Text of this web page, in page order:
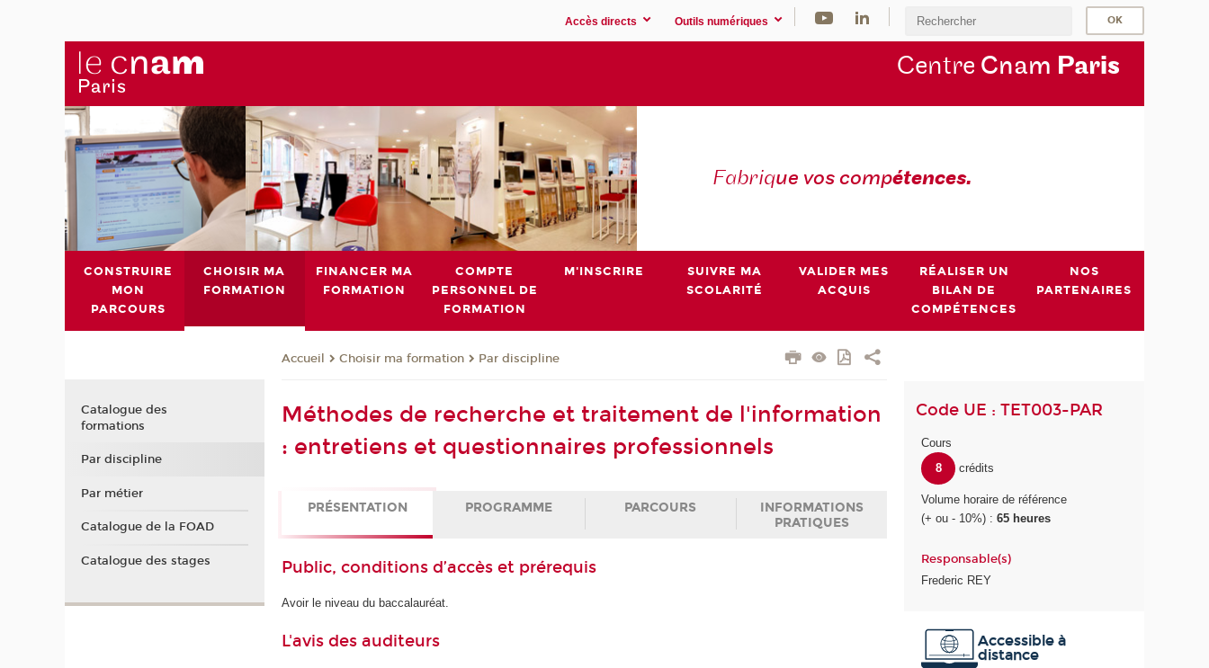
Accès directs Outils numériques
Centre Cnam Paris
Fabrique vos compétences.
CONSTRUIRE
MON
PARCOURS
CHOISIR MA
FORMATION
FINANCER MA
FORMATION
COMPTE
PERSONNEL DE
FORMATION
M'INSCRIRE
SUIVRE MA
SCOLARITÉ
VALIDER MES
ACQUIS
RÉALISER UN
BILAN DE
COMPÉTENCES
NOS
PARTENAIRES
Accueil Choisir ma formation Par discipline
Méthodes de recherche et traitement de l'information
: entretiens et questionnaires professionnels
PRÉSENTATION PROGRAMME PARCOURS
INFORMATIONS
PRATIQUES
Public, conditions d’accès et prérequis
Avoir le niveau du baccalauréat.
L'avis des auditeurs
Code UE : TET003-PAR
Cours
8
crédits
Volume horaire de référence
(+ ou - 10%) :65 heures
Responsable(s)
Frederic REY
Accessible à
distance
Catalogue des
formations
Par discipline
Par métier
Catalogue de la FOAD
Catalogue des stages